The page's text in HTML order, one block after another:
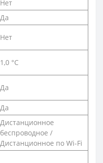
Нет
Да
Нет
1,0 °С
Да
Да
Дистанционное
беспроводное /
Дистанционное по Wi-Fi